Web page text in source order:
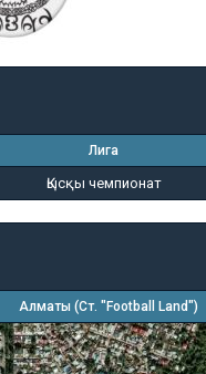
Лига
Қысқы чемпионат
Алматы (Ст. "Football Land")